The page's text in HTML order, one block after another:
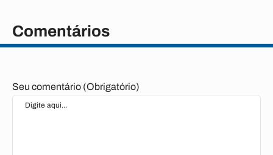
Comentários
Seu comentário (Obrigatório)